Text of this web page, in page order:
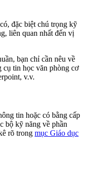
đặc biệt chú trọng kỹ
liên quan nhất đến vị
bạn chỉ cần nêu về
cụ tin học văn phòng cơ
v.v.
tin hoặc có bằng cấp
bộ kỹ năng về phần
rõ trong mục Giáo dục